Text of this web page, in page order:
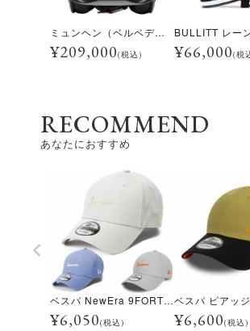
ミュンヘン（ベルベデーレ）
¥209,000(税込) ¥66,000(税
RECOMMEND
あなたにおすすめ
ベスパ NewEra 9FORTY シーズナル キャップ
¥6,050(税込) ¥6,600(税込)